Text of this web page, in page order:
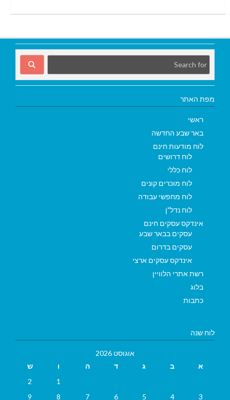
מפת האתר
ראשי
באר שבע החדשה
לוח מודעות חינם
לוח דרושים
לוח כללי
לוח מוכרים קונים
לוח מחפשי עבודה
לוח נדל"ן
אינדקס עסקים חינם
עסקים בבאר שבע
עסקים בדרום
אינדקס עסקים ארצי
רשת אתרי הלוויין
בלוג
כתבות
לוח שנה
אוגוסט 2026
א
ב ג ד ה ו
ש
1
2
3
4
5
6
7
8
9